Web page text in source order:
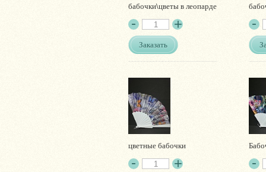
бабочки\цветы в леопарде
Заказать
цветные бабочки